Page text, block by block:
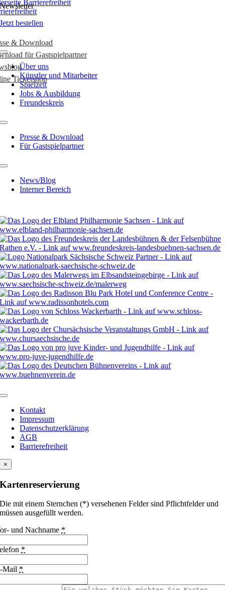
& Download
für Gastspielpartner
Ticketshop
Newsletter
Jetzt bestellen
Über uns
Künstler und Mitarbeiter
Spielzeit
Jobs & Ausbildung
Freundeskreis
Presse & Download
Für Gastspielpartner
News/Blog
Interner Bereich
Kontakt
Impressum
Datenschutzerklärung
AGB
Barrierefreiheit
×
Kartenreservierung
Die mit einem Sternchen (*) versehenen Felder sind Pflichtfelder und
müssen ausgefüllt werden.
und Nachname *
*
Mail *